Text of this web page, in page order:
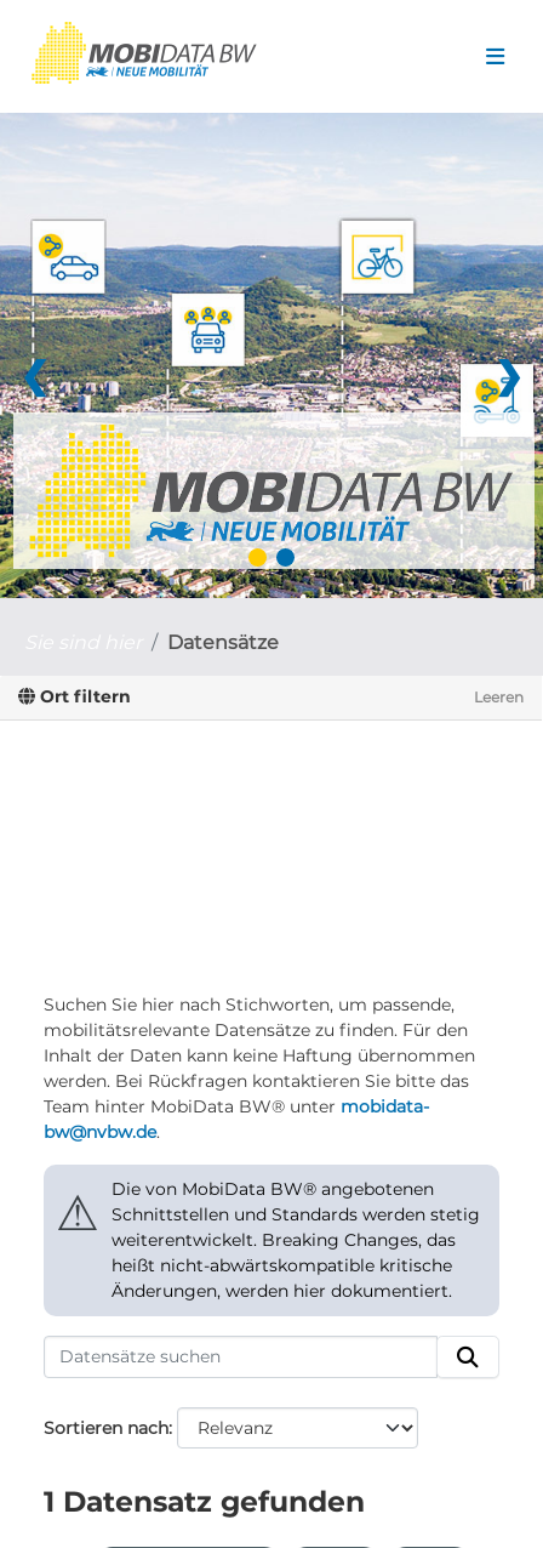
❮ ❯
Datensätze
Ort filtern Leeren
Suchen Sie hier nach Stichworten, um passende,
mobilitätsrelevante Datensätze zu finden. Für den
Inhalt der Daten kann keine Haftung übernommen
werden. Bei Rückfragen kontaktieren Sie bitte das
Team hinter MobiData BW® unter mobidata-
bw@nvbw.de.
⚠
Die von MobiData BW® angebotenen
Schnittstellen und Standards werden stetig
weiterentwickelt. Breaking Changes, das
heißt nicht-abwärtskompatible kritische
Änderungen, werden hier dokumentiert.
Sortieren nach
1 Datensatz gefunden